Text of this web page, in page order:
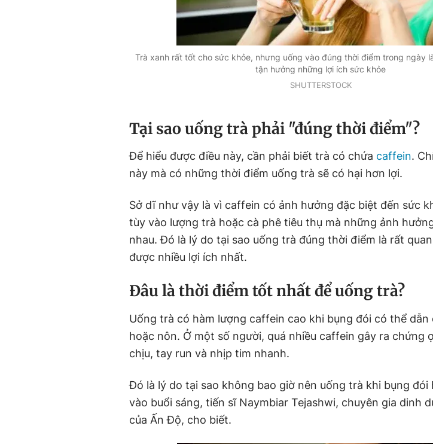
Trà xanh rất tốt cho sức khỏe, nhưng uống vào đúng thời điểm trong ngày
tận hưởng những lợi ích sức khỏe
SHUTTERSTOCK
Tại sao uống trà phải "đúng thời điểm"?
Để hiểu được điều này, cần phải biết trà có chứa caffein.
này mà có những thời điểm uống trà sẽ có hại hơn lợi.
Sở dĩ như vậy là vì caffein có ảnh hưởng đặc biệt đến sức
tùy vào lượng trà hoặc cà phê tiêu thụ mà những ảnh
nhau. Đó là lý do tại sao uống trà đúng thời điểm là rất
được nhiều lợi ích nhất.
Đâu là thời điểm tốt nhất để uống trà?
Uống trà có hàm lượng caffein cao khi bụng đói có thể dẫn
hoặc nôn. Ở một số người, quá nhiều caffein gây ra chứng
chịu, tay run và nhịp tim nhanh.
Đó là lý do tại sao không bao giờ nên uống trà khi bụng đói
vào buổi sáng, tiến sĩ Naymbiar Tejashwi, chuyên gia dinh
của Ấn Độ, cho biết.